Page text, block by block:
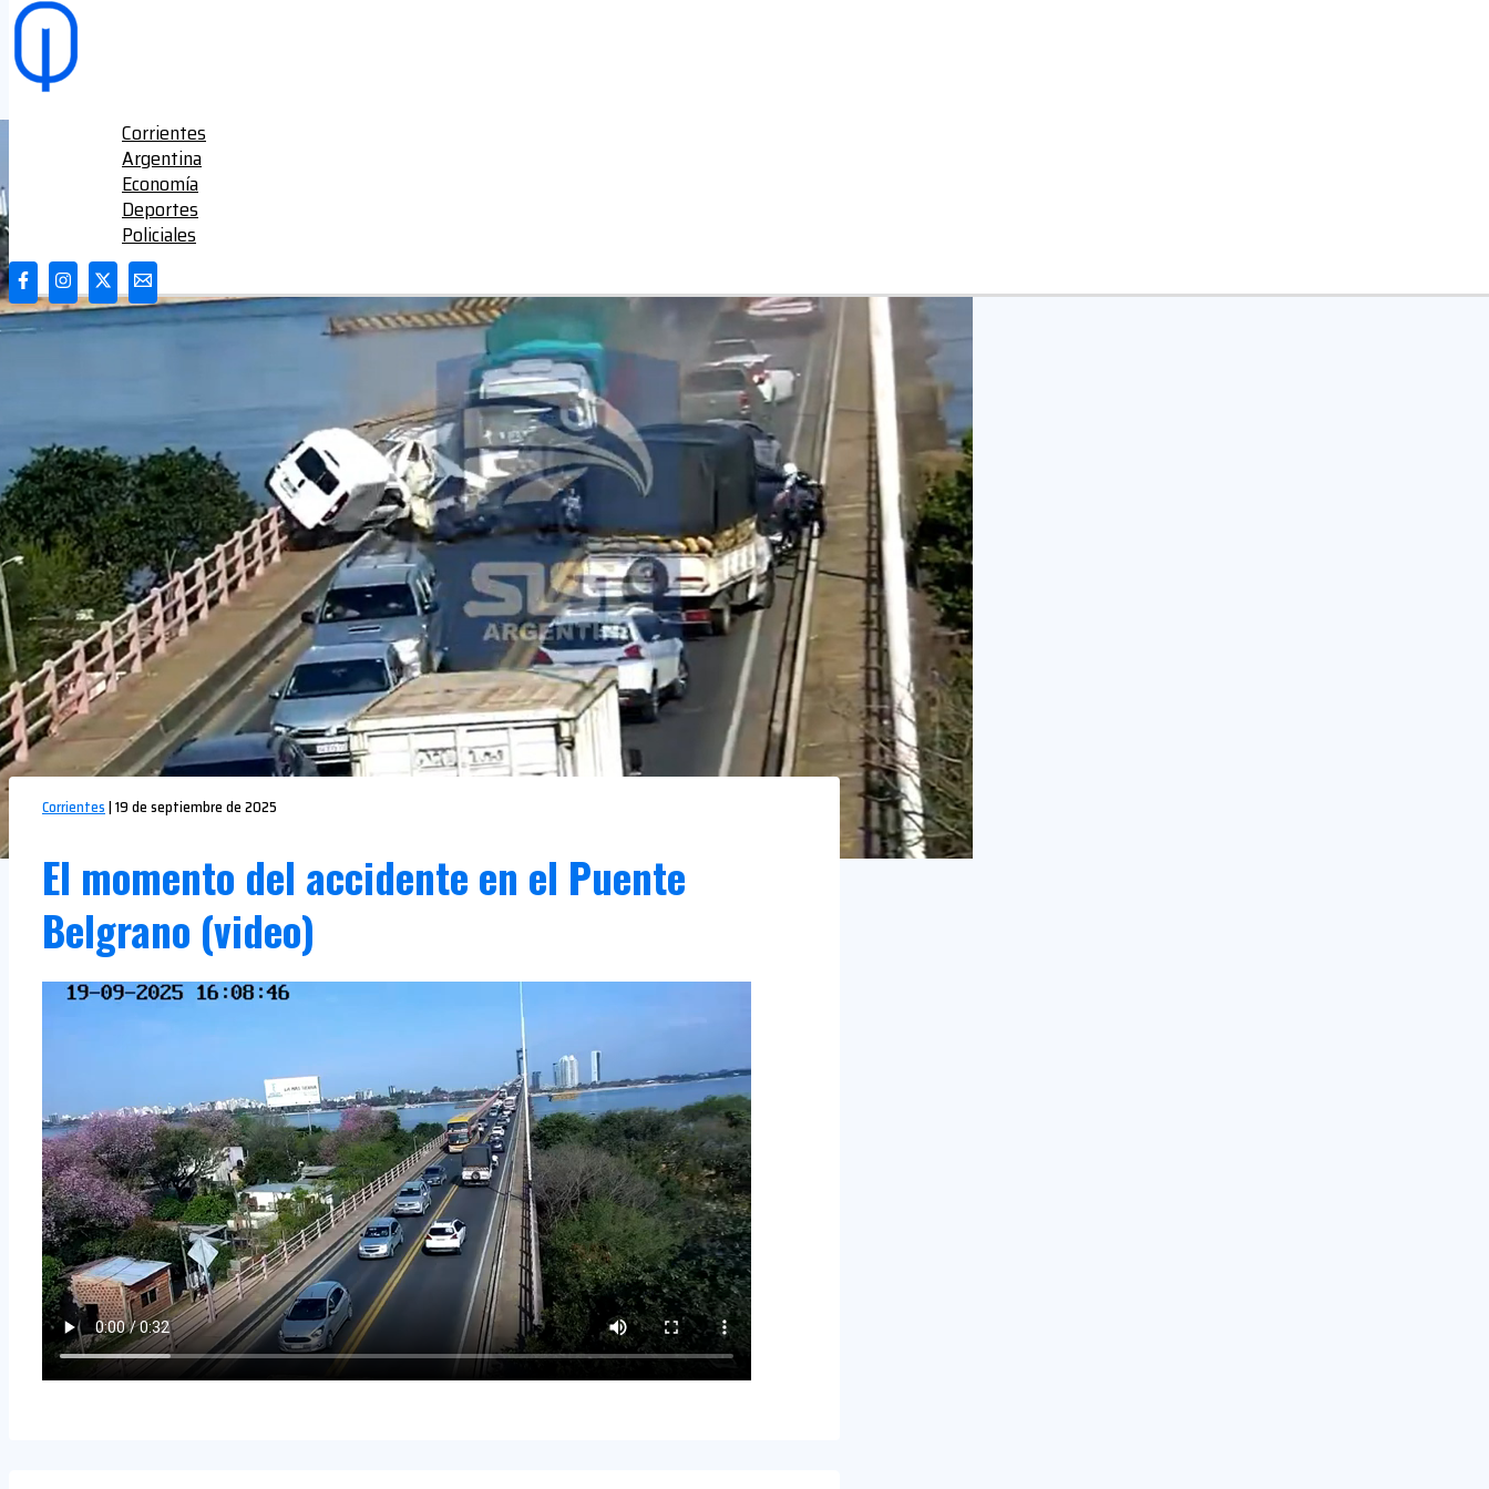
Ir al contenido
Corrientes
Argentina
Economía
Deportes
Policiales
Corrientes|19 de septiembre de 2025
El momento del accidente en el Puente
Belgrano (video)